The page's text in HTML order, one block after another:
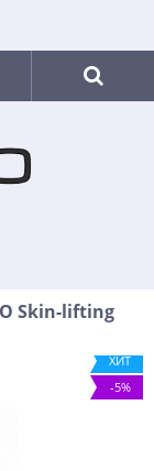
Skin-lifting
ХИТ
-5%